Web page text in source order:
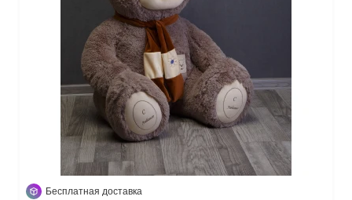
Бесплатная доставка